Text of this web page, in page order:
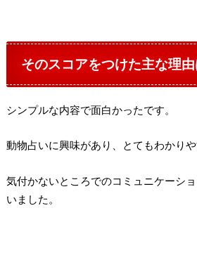
そのスコアをつけた主な理
シンプルな内容で面白かったです。
動物占いに興味があり、とてもわかりや
気付かないところでのコミュニケーシ
いました。